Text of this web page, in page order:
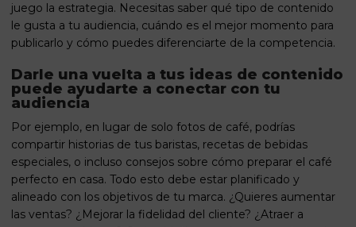
juego la estrategia. Necesitas saber qué tipo de contenido
le gusta a tu audiencia, cuándo es el mejor momento para
publicarlo y cómo puedes diferenciarte de la competencia.
Darle una vuelta a tus ideas de contenido
puede ayudarte a conectar con tu
audiencia
Por ejemplo, en lugar de solo fotos de café, podrías
compartir historias de tus baristas, recetas de bebidas
especiales, o incluso consejos sobre cómo preparar el café
perfecto en casa. Todo esto debe estar planificado y
alineado con los objetivos de tu marca. ¿Quieres aumentar
las ventas? ¿Mejorar la fidelidad del cliente? ¿Atraer a